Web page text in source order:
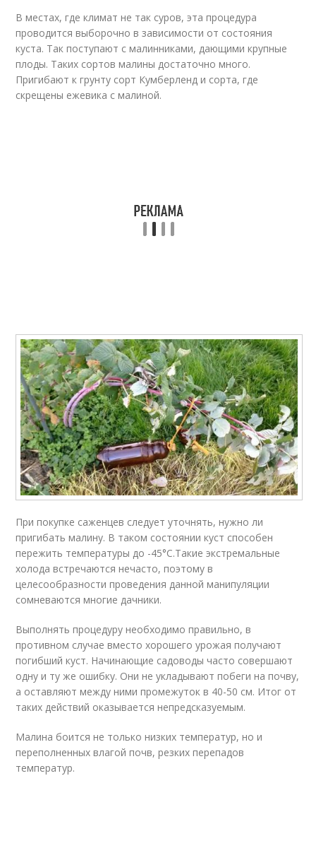
В местах, где климат не так суров, эта процедура
проводится выборочно в зависимости от состояния
куста. Так поступают с малинниками, дающими крупные
плоды. Таких сортов малины достаточно много.
Пригибают к грунту сорт Кумберленд и сорта, где
скрещены ежевика с малиной.
При покупке саженцев следует уточнять, нужно ли
пригибать малину. В таком состоянии куст способен
пережить температуры до -45°С.Такие экстремальные
холода встречаются нечасто, поэтому в
целесообразности проведения данной манипуляции
сомневаются многие дачники.
Выполнять процедуру необходимо правильно, в
противном случае вместо хорошего урожая получают
погибший куст. Начинающие садоводы часто совершают
одну и ту же ошибку. Они не укладывают побеги на почву,
а оставляют между ними промежуток в 40-50 см. Итог от
таких действий оказывается непредсказуемым.
Малина боится не только низких температур, но и
переполненных влагой почв, резких перепадов
температур.